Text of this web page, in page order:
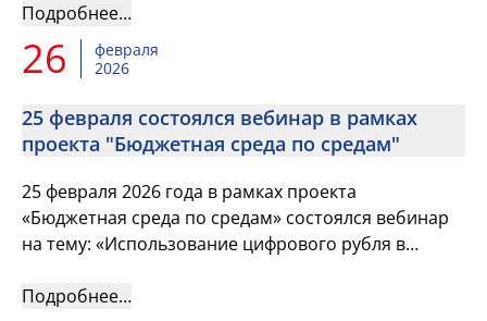
Подробнее…
26
февраля
2026
25 февраля состоялся вебинар в рамках
проекта "Бюджетная среда по средам"
25 февраля 2026 года в рамках проекта
«Бюджетная среда по средам» состоялся вебинар
на тему: «Использование цифрового рубля в
году»
Подробнее…